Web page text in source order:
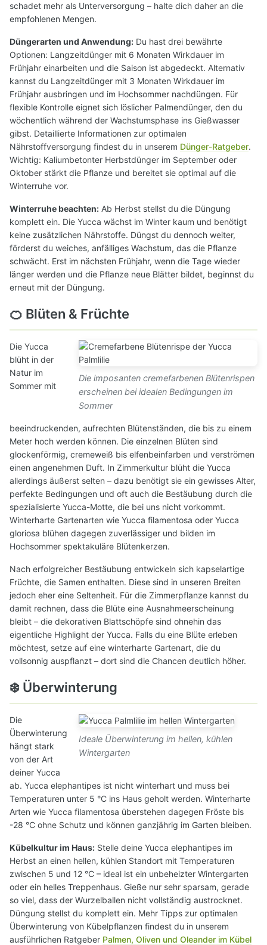
schadet mehr als Unterversorgung – halte dich daher an die
empfohlenen Mengen.
Düngerarten und Anwendung: Du hast drei bewährte
Optionen: Langzeitdünger mit 6 Monaten Wirkdauer im
Frühjahr einarbeiten und die Saison ist abgedeckt. Alternativ
kannst du Langzeitdünger mit 3 Monaten Wirkdauer im
Frühjahr ausbringen und im Hochsommer nachdüngen. Für
flexible Kontrolle eignet sich löslicher Palmendünger, den du
wöchentlich während der Wachstumsphase ins Gießwasser
gibst. Detaillierte Informationen zur optimalen
Nährstoffversorgung findest du in unserem Dünger-Ratgeber.
Wichtig: Kaliumbetonter Herbstdünger im September oder
Oktober stärkt die Pflanze und bereitet sie optimal auf die
Winterruhe vor.
Winterruhe beachten: Ab Herbst stellst du die Düngung
komplett ein. Die Yucca wächst im Winter kaum und benötigt
keine zusätzlichen Nährstoffe. Düngst du dennoch weiter,
förderst du weiches, anfälliges Wachstum, das die Pflanze
schwächt. Erst im nächsten Frühjahr, wenn die Tage wieder
länger werden und die Pflanze neue Blätter bildet, beginnst du
erneut mit der Düngung.
🍊 Blüten & Früchte
Die imposanten cremefarbenen Blütenrispen
erscheinen bei idealen Bedingungen im
Sommer
Die Yucca
blüht in der
Natur im
Sommer mit
beeindruckenden, aufrechten Blütenständen, die bis zu einem
Meter hoch werden können. Die einzelnen Blüten sind
glockenförmig, cremeweiß bis elfenbeinfarben und verströmen
einen angenehmen Duft. In Zimmerkultur blüht die Yucca
allerdings äußerst selten – dazu benötigt sie ein gewisses Alter,
perfekte Bedingungen und oft auch die Bestäubung durch die
spezialisierte Yucca-Motte, die bei uns nicht vorkommt.
Winterharte Gartenarten wie Yucca filamentosa oder Yucca
gloriosa blühen dagegen zuverlässiger und bilden im
Hochsommer spektakuläre Blütenkerzen.
Nach erfolgreicher Bestäubung entwickeln sich kapselartige
Früchte, die Samen enthalten. Diese sind in unseren Breiten
jedoch eher eine Seltenheit. Für die Zimmerpflanze kannst du
damit rechnen, dass die Blüte eine Ausnahmeerscheinung
bleibt – die dekorativen Blattschöpfe sind ohnehin das
eigentliche Highlight der Yucca. Falls du eine Blüte erleben
möchtest, setze auf eine winterharte Gartenart, die du
vollsonnig auspflanzt – dort sind die Chancen deutlich höher.
❄️ Überwinterung
Ideale Überwinterung im hellen, kühlen
Wintergarten
Die
Überwinterung
hängt stark
von der Art
deiner Yucca
ab. Yucca elephantipes ist nicht winterhart und muss bei
Temperaturen unter 5 °C ins Haus geholt werden. Winterharte
Arten wie Yucca filamentosa überstehen dagegen Fröste bis
-28 °C ohne Schutz und können ganzjährig im Garten bleiben.
Kübelkultur im Haus: Stelle deine Yucca elephantipes im
Herbst an einen hellen, kühlen Standort mit Temperaturen
zwischen 5 und 12 °C – ideal ist ein unbeheizter Wintergarten
oder ein helles Treppenhaus. Gieße nur sehr sparsam, gerade
so viel, dass der Wurzelballen nicht vollständig austrocknet.
Düngung stellst du komplett ein. Mehr Tipps zur optimalen
Überwinterung von Kübelpflanzen findest du in unserem
ausführlichen Ratgeber Palmen, Oliven und Oleander im Kübel